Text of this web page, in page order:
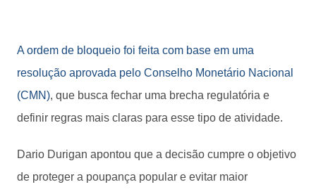
A ordem de bloqueio foi feita com base em uma
resolução aprovada pelo Conselho Monetário Nacional
(CMN), que busca fechar uma brecha regulatória e
definir regras mais claras para esse tipo de atividade.
Dario Durigan apontou que a decisão cumpre o objetivo
de proteger a poupança popular e evitar maior